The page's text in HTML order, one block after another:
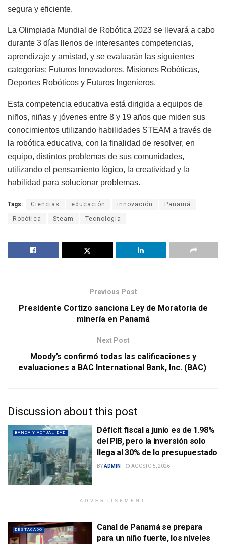
segura y eficiente.
La Olimpiada Mundial de Robótica 2023 se llevará a cabo
durante 3 días llenos de interesantes competencias,
aprendizaje y amistad, y se evaluarán las siguientes
categorías: Futuros Innovadores, Misiones Robóticas,
Deportes Robóticos y Futuros Ingenieros.
Esta competencia educativa está dirigida a equipos de
niños, niñas y jóvenes entre 8 y 19 años que miden sus
conocimientos utilizando habilidades STEAM a través de
la robótica educativa, con la finalidad de resolver, en
equipo, distintos problemas de sus comunidades,
utilizando el pensamiento lógico, la creatividad y la
habilidad para solucionar problemas.
Tags: Ciencias educación innovación Panamá
Robótica Steam Tecnología
Previous Post
Presidente Cortizo sanciona Ley de Moratoria de
minería en Panamá
Next Post
Moody’s confirmó todas las calificaciones y
evaluaciones a BAC International Bank, Inc. (BAC)
Discussion about this post
BANCA Y ACTUALIDAD
Déficit fiscal a junio es de 1.98%
del PIB, pero la inversión solo
llega al 30% de lo presupuestado
BYADMIN AGOSTO 5, 2026
ADVERTISEMENT
DESTACADO
Canal de Panamá se prepara
para un niño fuerte, los niveles